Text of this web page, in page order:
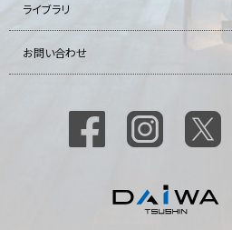
ライブラリ
お問い合わせ